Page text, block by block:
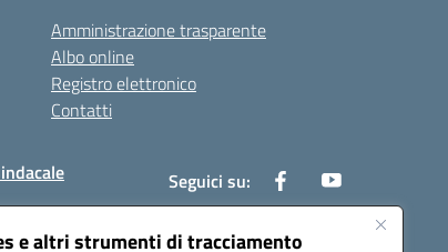
e altri strumenti di tracciamento
Amministrazione trasparente
Albo online
Registro elettronico
Contatti
Seguici su: